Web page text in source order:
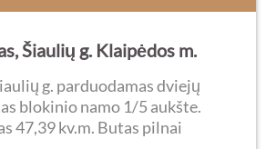
Šiaulių g. Klaipėdos m.
g. parduodamas dviejų
blokinio namo 1/5 aukšte.
47,39 kv.m. Butas pilnai